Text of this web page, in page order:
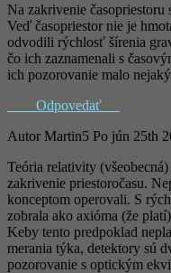
Na zakrivenie
Veď časopriestor nie je
odvodili rýchlosť šírenia
čo ich zaznamenali s
ich pozorovanie malo
Odpovedať
Autor Martin5 Po jún 25th
Teória relativity
zakrivenie priestoročasu.
konceptom operovali. S
zobrala ako axióma (že
Keby tento predpoklad
merania týka, detektory sú
pozorovanie s optickým